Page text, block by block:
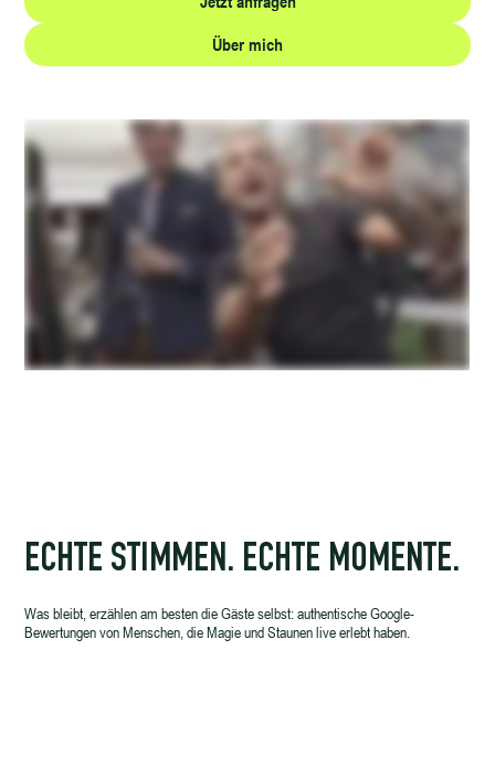
Über mich
ECHTE STIMMEN. ECHTE MOMENTE.
Was bleibt, erzählen am besten die Gäste selbst: authentische Google-
Bewertungen von Menschen, die Magie und Staunen live erlebt haben.